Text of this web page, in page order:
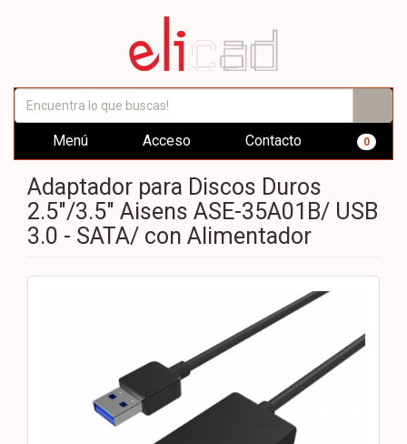
Menú Acceso Contacto 0
Adaptador para Discos Duros
2.5"/3.5" Aisens ASE-35A01B/ USB
3.0 - SATA/ con Alimentador